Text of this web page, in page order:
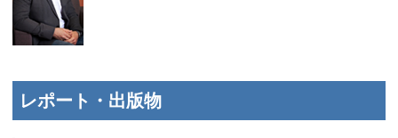
レポート・出版物